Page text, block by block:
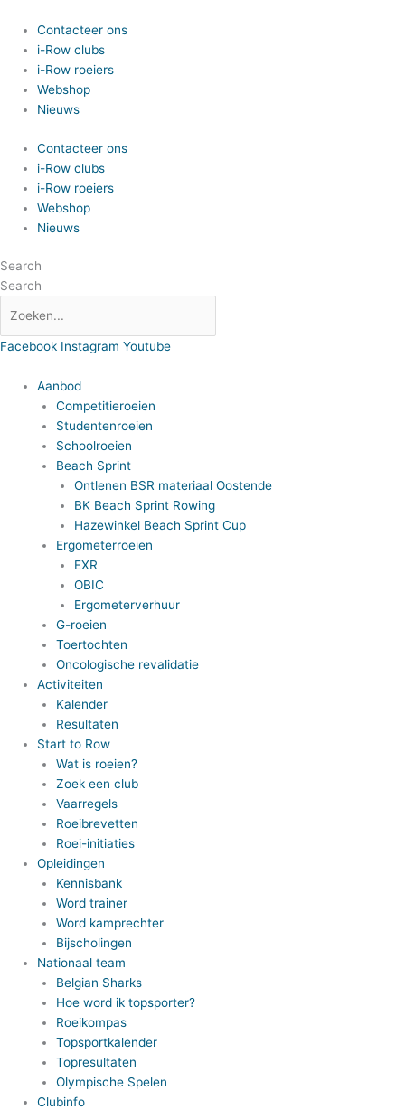
naar
inhoud
Contacteer ons
i-Row clubs
i-Row roeiers
Webshop
Nieuws
Contacteer ons
i-Row clubs
i-Row roeiers
Webshop
Nieuws
Search
Search
Facebook Instagram Youtube
Aanbod
Competitieroeien
Studentenroeien
Schoolroeien
Beach Sprint
Ontlenen BSR materiaal Oostende
BK Beach Sprint Rowing
Hazewinkel Beach Sprint Cup
Ergometerroeien
EXR
OBIC
Ergometerverhuur
G-roeien
Toertochten
Oncologische revalidatie
Activiteiten
Kalender
Resultaten
Start to Row
Wat is roeien?
Zoek een club
Vaarregels
Roeibrevetten
Roei-initiaties
Opleidingen
Kennisbank
Word trainer
Word kamprechter
Bijscholingen
Nationaal team
Belgian Sharks
Hoe word ik topsporter?
Roeikompas
Topsportkalender
Topresultaten
Olympische Spelen
Clubinfo